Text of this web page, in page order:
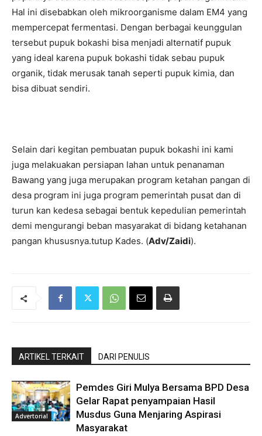
Hal ini disebabkan oleh mikroorganisme dalam EM4 yang
mempercepat fermentasi. Dengan berbagai keunggulan
tersebut pupuk bokashi bisa menjadi alternatif pupuk
yang ideal karena pupuk bokashi tidak sebau pupuk
organik, tidak merusak tanah seperti pupuk kimia, dan
bisa dibuat sendiri.
Selain dari kegitan pembuatan pupuk bokashi ini kami
juga melakuakan persiapan lahan untuk penanaman
Bawang yang juga merupakan program ketahan pangan di
desa program ini juga program pemerintah pusat dan di
turun kan kedesa sebagai bentuk kepedulian pemerintah
demi mengurangi beban masyarakat di bidang ketahanan
pangan khususnya.tutup Kades. (Adv/Zaidi).
ARTIKEL TERKAIT DARI PENULIS
Advertorial
Pemdes Giri Mulya Bersama BPD Desa
Gelar Rapat penyampaian Hasil
Musdus Guna Menjaring Aspirasi
Masyarakat